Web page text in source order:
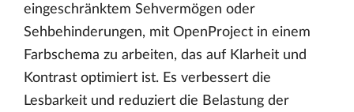
eingeschränktem Sehvermögen oder
Sehbehinderungen, mit OpenProject in einem
Farbschema zu arbeiten, das auf Klarheit und
Kontrast optimiert ist. Es verbessert die
Lesbarkeit und reduziert die Belastung der